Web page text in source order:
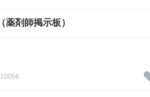
剤師掲示板）
10056